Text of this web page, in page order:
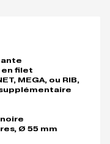
en filet
MEGA, ou RIB,
supplémentaire
Ø 55 mm